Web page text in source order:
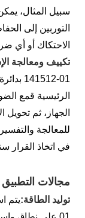
سبيل المثال،
التوربين إلى
الاحتكاك أو أي
تكييف ومعالجة
الرئيسية قمع
الجهاز، ثم
للمعالجة
في اتخاذ القرار
مجالات التطبيق
توليد الطاقة: